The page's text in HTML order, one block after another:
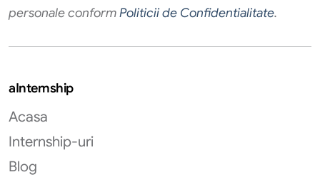
personale conformPoliticii de Confidentialitate.
aInternship
Acasa
Internship-uri
Blog